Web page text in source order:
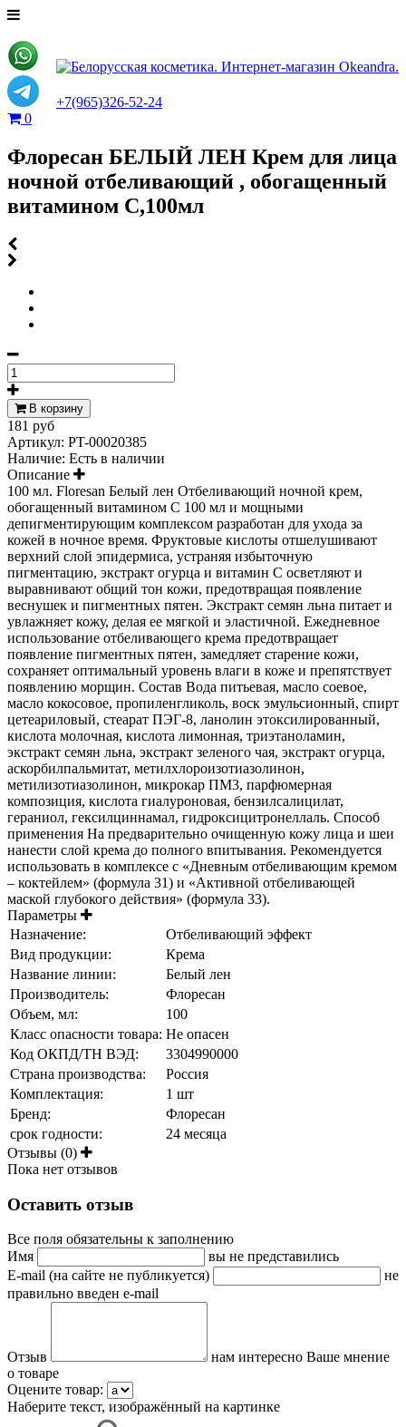
+7(965)326-52-24
0
Флоресан БЕЛЫЙ ЛЕН Крем для лица
ночной отбеливающий , обогащенный
витамином С,100мл
В корзину
181 руб
Артикул: PT-00020385
Наличие: Есть в наличии
Описание
100 мл. Floresan Белый лен Отбеливающий ночной крем,
обогащенный витамином С 100 мл и мощными
депигментирующим комплексом разработан для ухода за
кожей в ночное время. Фруктовые кислоты отшелушивают
верхний слой эпидермиса, устраняя избыточную
пигментацию, экстракт огурца и витамин С осветляют и
выравнивают общий тон кожи, предотвращая появление
веснушек и пигментных пятен. Экстракт семян льна питает и
увлажняет кожу, делая ее мягкой и эластичной. Ежедневное
использование отбеливающего крема предотвращает
появление пигментных пятен, замедляет старение кожи,
сохраняет оптимальный уровень влаги в коже и препятствует
появлению морщин. Состав Вода питьевая, масло соевое,
масло кокосовое, пропиленгликоль, воск эмульсионный, спирт
цетеариловый, стеарат ПЭГ-8, ланолин этоксилированный,
кислота молочная, кислота лимонная, триэтаноламин,
экстракт семян льна, экстракт зеленого чая, экстракт огурца,
аскорбилпальмитат, метилхлороизотиазолинон,
метилизотиазолинон, микрокар ПМ3, парфюмерная
композиция, кислота гиалуроновая, бензилсалицилат,
гераниол, гексилциннамал, гидроксицитронеллаль. Способ
применения На предварительно очищенную кожу лица и шеи
нанести слой крема до полного впитывания. Рекомендуется
использовать в комплексе с «Дневным отбеливающим кремом
– коктейлем» (формула 31) и «Активной отбеливающей
маской глубокого действия» (формула 33).
Параметры
Назначение:
Отбеливающий эффект
Вид продукции:
Крема
Название линии:
Белый лен
Производитель:
Флоресан
Объем, мл:
100
Класс опасности товара: Не опасен
Код ОКПД/ТН ВЭД:
3304990000
Страна производства:
Россия
Комплектация:
1 шт
Бренд:
Флоресан
срок годности:
24 месяца
Отзывы (0)
Пока нет отзывов
Оставить отзыв
Все поля обязательны к заполнению
Имя
вы не представились
E-mail (на сайте не публикуется)
не
правильно введен e-mail
Отзыв
нам интересно Ваше мнение
о товаре
Оцените товар:
Наберите текст, изображённый на картинке